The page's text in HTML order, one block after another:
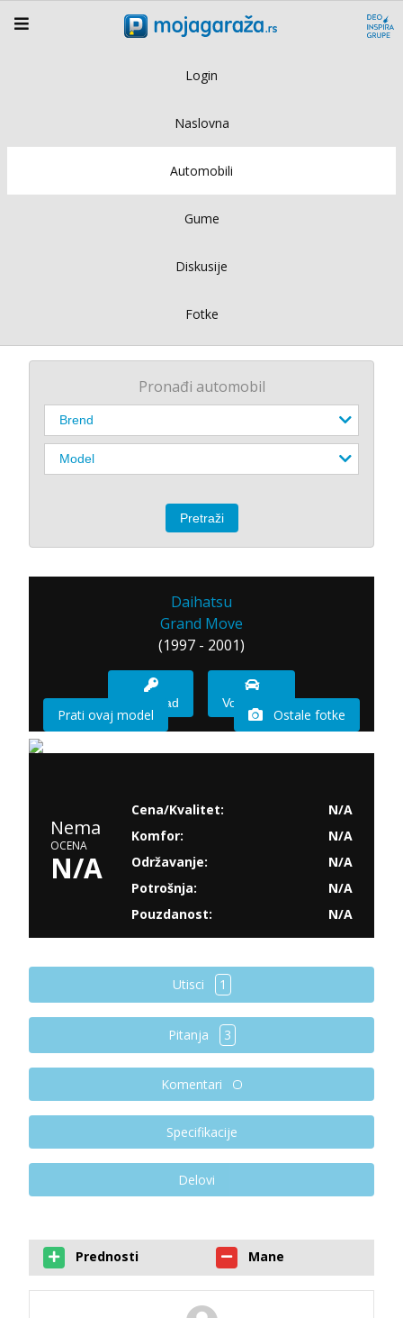
Login
Naslovna
Automobili
Gume
Diskusije
Fotke
Pronađi automobil
Daihatsu
Grand Move
(1997 - 2001)
Imam sad Vozio sam
Prati ovaj model Ostale fotke
Nema
OCENA
N/A
Cena/Kvalitet:
N/A
Komfor:
N/A
Održavanje:
N/A
Potrošnja:
N/A
Pouzdanost:
N/A
Utisci 1
Pitanja 3
Komentari
Specifikacije
Delovi
Prednosti Mane